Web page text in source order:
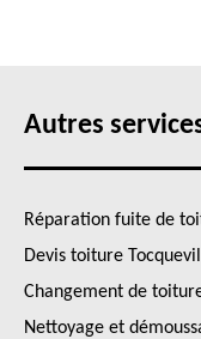
Autres
Réparation fuite de
Devis toiture
Changement de
Nettoyage et